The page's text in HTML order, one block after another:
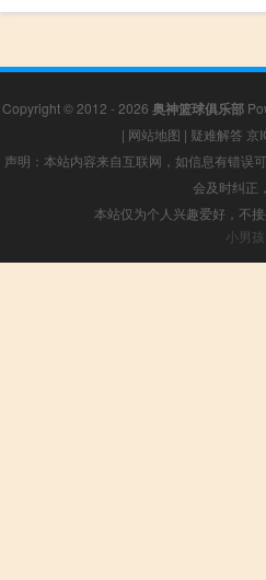
Copyright © 2012 - 2026 奥神篮球俱乐部
| 网站地图 | 疑难解答 京
声明：本站内容来自互联网，如信息有错误
会及时纠正
本站仅为个人兴趣爱好，不
小男孩